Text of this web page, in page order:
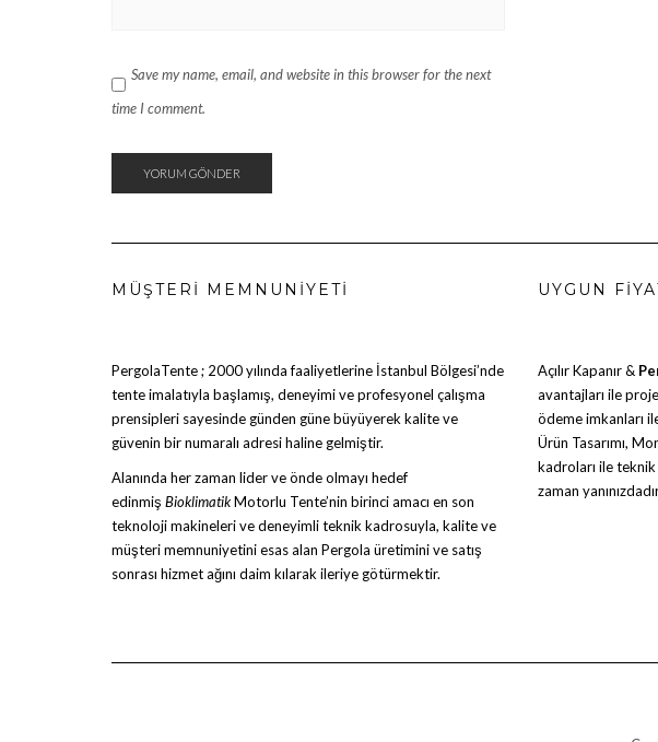
Save my name, email, and website in this browser for the next
time I comment.
MÜŞTERI MEMNUNIYETI
PergolaTente; 2000 yılında faaliyetlerine İstanbul Bölgesi’nde
tente imalatıyla başlamış, deneyimi ve profesyonel çalışma
prensipleri sayesinde günden güne büyüyerek kalite ve
güvenin bir numaralı adresi haline gelmiştir.
Alanında her zaman lider ve önde olmayı hedef
edinmiş BioklimatikMotorlu Tente’nin birinci amacı en son
teknoloji makineleri ve deneyimli teknik kadrosuyla, kalite ve
müşteri memnuniyetini esas alan Pergola üretimini ve satış
sonrası hizmet ağını daim kılarak ileriye götürmektir.
UYGUN
Açılır Kapanır &
avantajları ile
ödeme imkanları
Ürün Tasarımı,
kadroları ile
zaman